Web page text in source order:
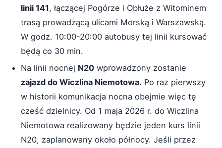
linii 141, łączącej Pogórze i Obłuże z Witominem
trasą prowadzącą ulicami Morską i Warszawską.
W godz. 10:00-20:00 autobusy tej linii kursować
będą co 30 min.
Na linii nocnej N20 wprowadzony zostanie
zajazd do Wiczlina Niemotowa. Po raz pierwszy
w historii komunikacja nocna obejmie więc tę
cześć dzielnicy. Od 1 maja 2026 r. do Wiczlina
Niemotowa realizowany będzie jeden kurs linii
N20, zaplanowany około północy. Jeśli przez